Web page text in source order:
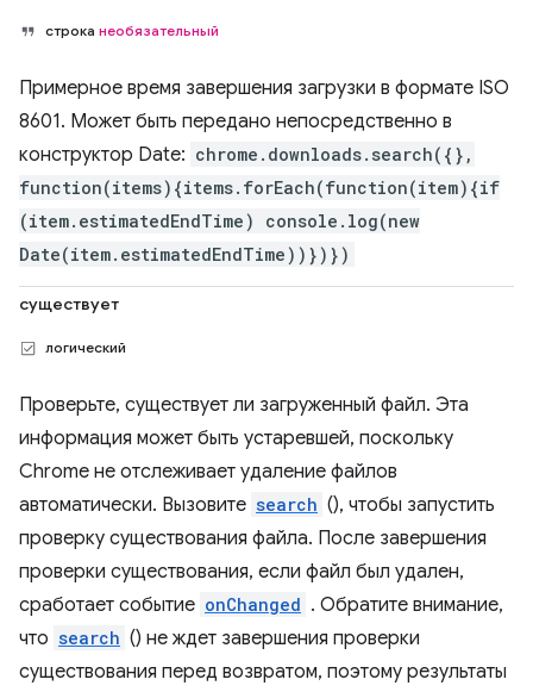
строка необязательный
Примерное время завершения загрузки в формате ISO
8601. Может быть передано непосредственно в
конструктор Date: chrome.downloads.search({},
function(items){items.forEach(function(item){if
(item.estimatedEndTime) console.log(new
Date(item.estimatedEndTime))})})
существует
логический
Проверьте, существует ли загруженный файл. Эта
информация может быть устаревшей, поскольку
Chrome не отслеживает удаление файлов
автоматически. Вызовите search (), чтобы запустить
проверку существования файла. После завершения
проверки существования, если файл был удален,
сработает событие onChanged . Обратите внимание,
что search () не ждет завершения проверки
существования перед возвратом, поэтому результаты